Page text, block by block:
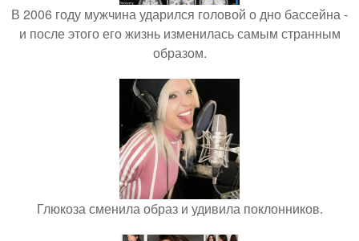
В 2006 году мужчина ударился головой о дно бассейна -
и после этого его жизнь изменилась самым странным
образом.
Глюкоза сменила образ и удивила поклонников.